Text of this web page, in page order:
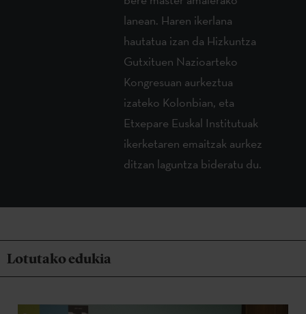
lanean. Haren ikerlana
hautatua izan da Hizkuntza
Gutxituen Nazioarteko
Kongresuan aurkeztua
izateko Kolonbian, eta
Etxepare Euskal Institutuak
ikerketaren emaitzak aurkez
ditzan laguntza bideratu du.
Lotutako edukia